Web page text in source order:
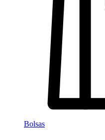
Bolsas